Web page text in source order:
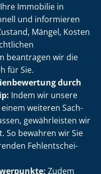
Immobilie in
und informieren
Mängel, Kosten
beantragen wir die
für Sie.
durch
Indem wir unsere
weiteren Sach­
gewährleisten wir
So bewahren wir Sie
Fehl­ent­schei­
Zudem